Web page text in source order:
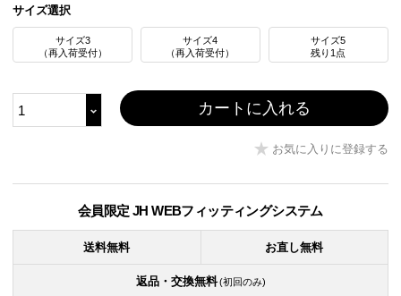
サイズ選択
サイズ3
（再入荷受付）
サイズ4
（再入荷受付）
サイズ5
残り1点
お気に入りに登録する
カートに入れる
会員限定 JH WEBフィッティングシステム
送料無料 お直し無料
返品・交換無料 (初回のみ)